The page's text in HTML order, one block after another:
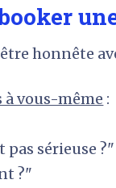
honnête
à vous-même :
pas sérieuse ?"
?"